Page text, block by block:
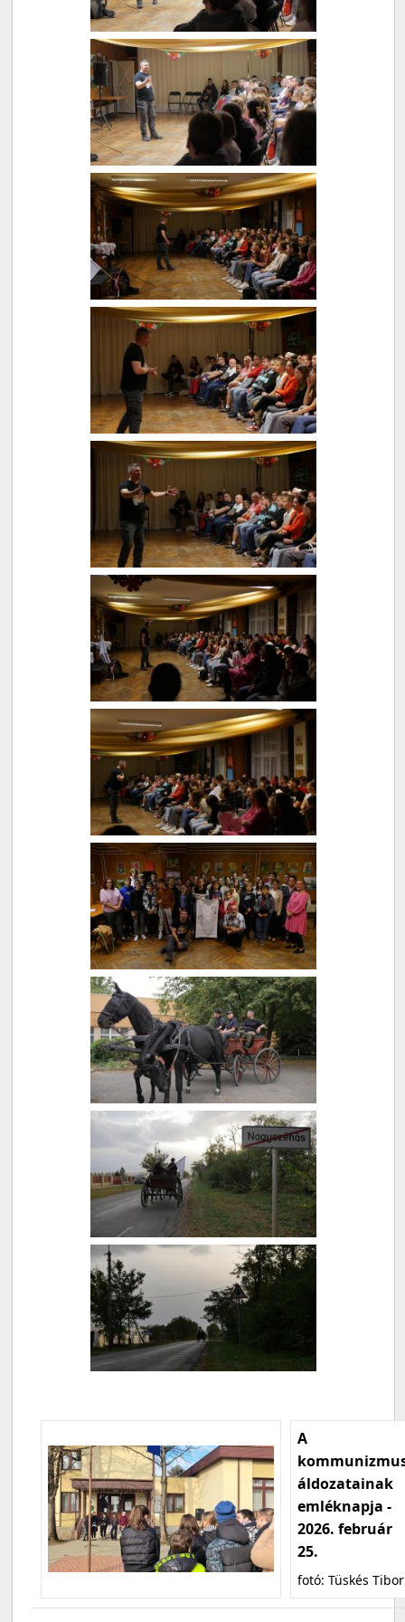
A
áldozatainak
emléknapja -
2026. február
25.
fotó: Tüskés Tibor